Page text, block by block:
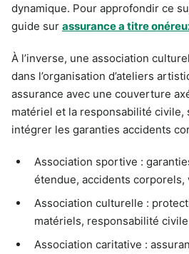
dynamique. Pour approfondir ce
guide sur assurance a titre
À l’inverse, une association
dans l’organisation d’ateliers
assurance avec une couverture
matériel et la responsabilité civile,
intégrer les garanties accidents
Association sportive :
étendue, accidents corporels,
Association culturelle :
matériels, responsabilité
Association caritative :